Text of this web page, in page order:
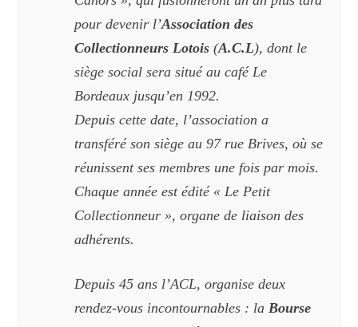
pour devenir l’Association des
Collectionneurs Lotois (A.C.L),dont le
siège socialsera situé au café Le
Bordeaux jusqu’en 1992.
Depuis cette date, l’associationa
transféré son siège au 97 rue Brives, où se
réunissent ses membres une fois par mois.
Chaque année est édité « Le Petit
Collectionneur », organe de liaison des
adhérents.
Depuis 45 ans l’ACL, organise deux
rendez-vous incontournables : la Bourse